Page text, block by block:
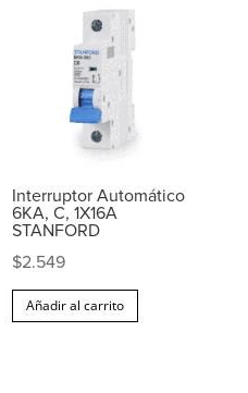
Interruptor Automático
6KA, C, 1X16A
STANFORD
$2.549
Añadir al carrito